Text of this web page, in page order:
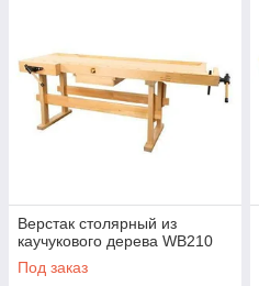
Верстак столярный из
каучукового дерева WB210
Под заказ